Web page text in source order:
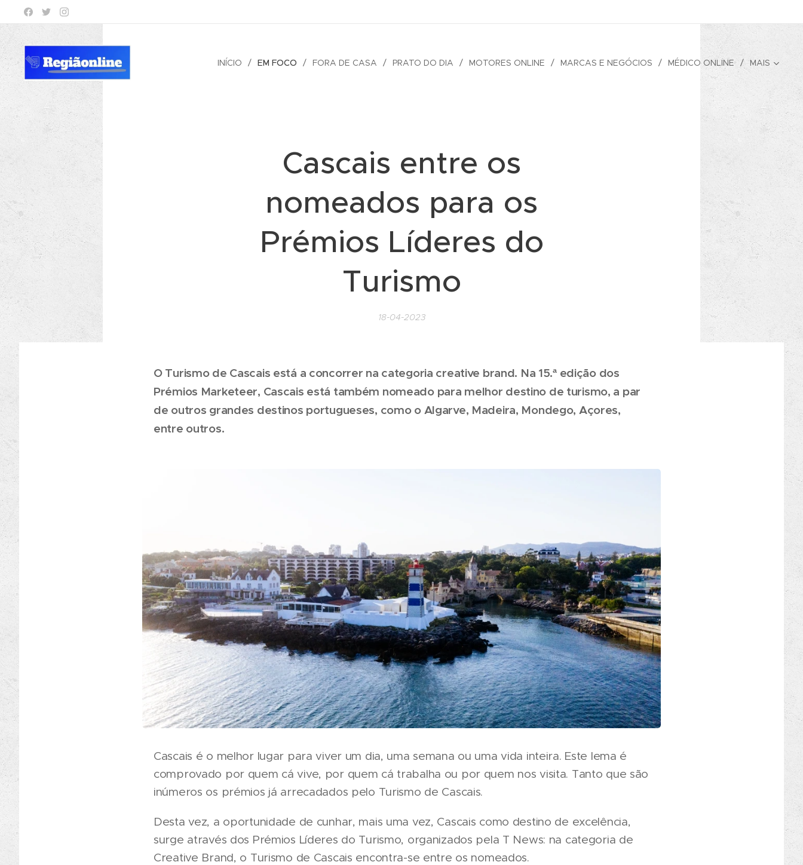
INÍCIO EM FOCO FORA DE CASA PRATO DO DIA MOTORES ONLINE MARCAS E NEGÓCIOS MÉDICO ONLINE MAIS
Cascais entre os
nomeados para os
Prémios Líderes do
Turismo
18-04-2023
O Turismo de Cascais está a concorrer na categoria creative brand. Na 15.ª edição dos
Prémios Marketeer, Cascais está também nomeado para melhor destino de turismo, a par
de outros grandes destinos portugueses, como o Algarve, Madeira, Mondego, Açores,
entre outros.
Cascais é o melhor lugar para viver um dia, uma semana ou uma vida inteira. Este lema é
comprovado por quem cá vive, por quem cá trabalha ou por quem nos visita. Tanto que são
inúmeros os prémios já arrecadados pelo Turismo de Cascais.
Desta vez, a oportunidade de cunhar, mais uma vez, Cascais como destino de excelência,
surge através dos Prémios Líderes do Turismo, organizados pela T News: na categoria de
Creative Brand, o Turismo de Cascais encontra-se entre os nomeados.